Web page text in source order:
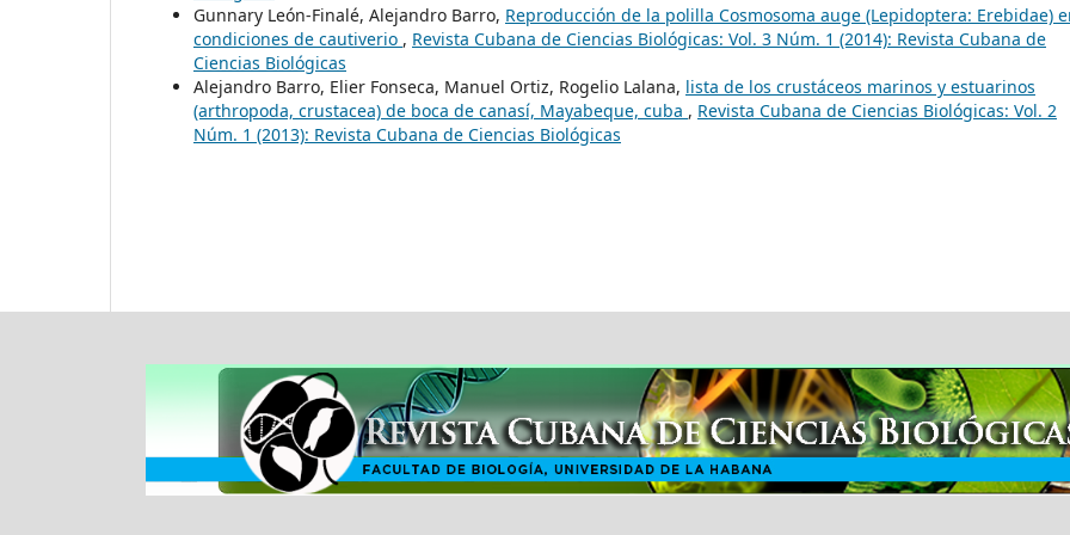
Gunnary León-Finalé, Alejandro Barro, Reproducción de la polilla Cosmosoma auge (Lepidoptera: Erebidae)
condiciones de cautiverio , Revista Cubana de Ciencias Biológicas: Vol. 3 Núm. 1 (2014): Revista Cubana de
Ciencias Biológicas
Alejandro Barro, Elier Fonseca, Manuel Ortiz, Rogelio Lalana, lista de los crustáceos marinos y estuarinos
(arthropoda, crustacea) de boca de canasí, Mayabeque, cuba , Revista Cubana de Ciencias Biológicas: Vol. 2
Núm. 1 (2013): Revista Cubana de Ciencias Biológicas